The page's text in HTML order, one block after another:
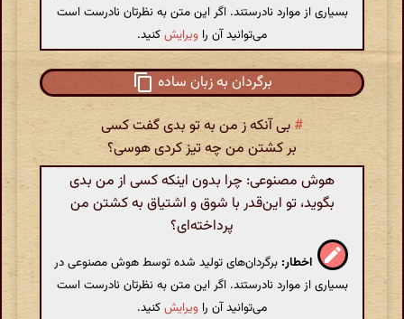
بسیاری از موارد نادرستند. اگر این متن به نظرتان نادرست است
می‌توانید آن را ویرایشکنید.
برگردان به زبان ساده
# بی آنکه ز من به تو بدی گفت کسی
بر کشتن من چه تیز کردی هوسی؟
هوش مصنوعی: چرا بدون اینکه کسی از من بدی
بگوید، تو این‌قدر با شوق و اشتیاق به کشتن من
پرداخته‌ای؟
اخطار: برگردان‌های تولید شده توسط هوش مصنوعی در
بسیاری از موارد نادرستند. اگر این متن به نظرتان نادرست است
می‌توانید آن را ویرایشکنید.